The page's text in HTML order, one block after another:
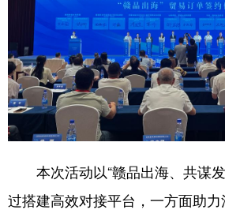
文化产业
地方频道
北京 天津 河
浙江 安徽 福
本次活动以“赣品出海、共谋发
过搭建高效对接平台，一方面助